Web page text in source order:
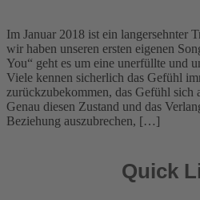
Im Januar 2018 ist ein langersehnter
wir haben unseren ersten eigenen
You“ geht es um eine unerfüllte und
Viele kennen sicherlich das Gefühl
zurückzubekommen, das Gefühl sich
Genau diesen Zustand und das
Beziehung auszubrechen, […]
Quick